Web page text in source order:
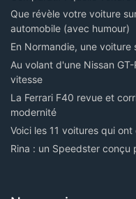
Que révèle votre voiture
automobile (avec humour)
En Normandie, une
Au volant d'une Nissan
vitesse
La Ferrari F40 revue et
modernité
Voici les 11 voitures qui
Rina : un Speedster conçu